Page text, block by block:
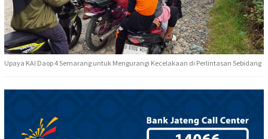
Upaya KAI Daop 4 Semarang untuk Mengurangi Kecelakaan di Perlintasan Sebidang